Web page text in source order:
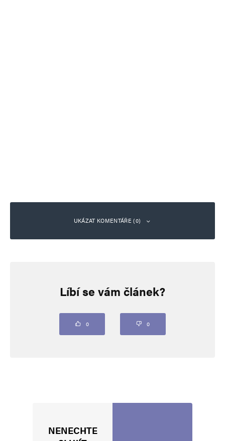
UKÁZAT KOMENTÁŘE (0)
Vaše e-mailová adresa nebude zveřejněna. Vyžadované informace jsou
Líbí se vám článek?
0 0
NENECHTE